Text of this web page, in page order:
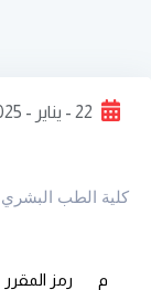
22 - يناير - 2025
كلية الطب البشري
م رمز المقرر